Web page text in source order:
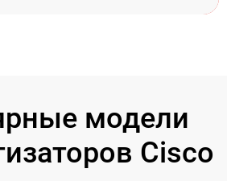
модели
Cisco